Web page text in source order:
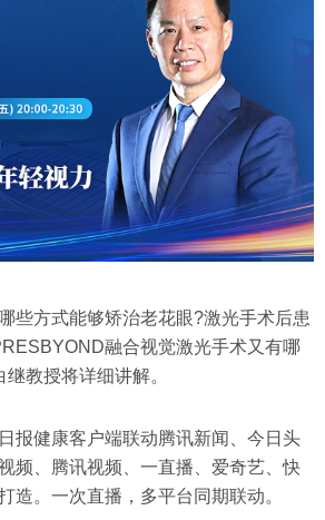
些方式能够矫治老花眼?激光手术后患
融合视觉激光手术又有哪
教授将详细讲解。
报健康客户端联动腾讯新闻、今日头
频、腾讯视频、一直播、爱奇艺、快
造。一次直播，多平台同期联动。